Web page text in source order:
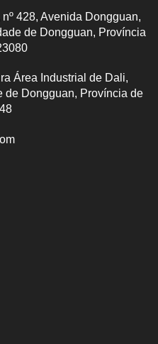
428, Avenida Dongguan,
de Dongguan, Província
Área Industrial de Dali,
de Dongguan, Província de